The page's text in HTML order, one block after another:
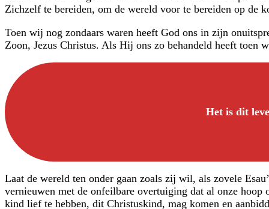
Zichzelf te bereiden, om de wereld voor te bereiden op de
Toen wij nog zondaars waren heeft God ons in zijn
Zoon, Jezus Christus. Als Hij ons zo behandeld heeft toen
Het is dit
Laat de wereld ten onder gaan zoals zij wil, als zovele
vernieuwen met de onfeilbare overtuiging dat al onze
kind lief te hebben, dit Christuskind, mag komen en